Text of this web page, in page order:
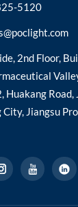
5120
2nd Floor,
Huakang
City, Jiangsu